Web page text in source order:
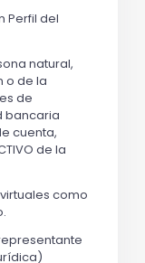
Perfil del
natural,
o de la
de
bancaria
cuenta,
de la
como